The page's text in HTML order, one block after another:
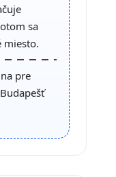
sa
miesto.
pre